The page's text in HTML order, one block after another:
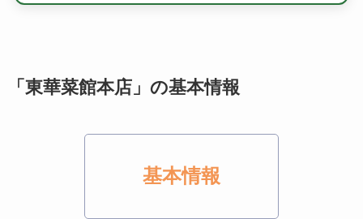
「東華菜館本店」の基本情報
基本情報